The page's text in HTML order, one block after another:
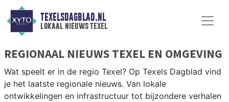
TEXELSDAGBLAD.NL
lokaal nieuws texel
REGIONAAL NIEUWS TEXEL EN OMGEVING
Wat speelt er in de regio Texel? Op Texels Dagblad vind
je het laatste regionale nieuws. Van lokale
ontwikkelingen en infrastructuur tot bijzondere verhalen